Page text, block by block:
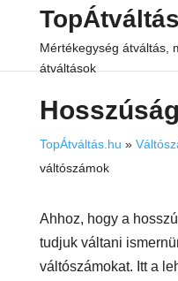
Mértékegység átváltás,
átváltások
TopÁtváltás.hu »
váltószámok
Ahhoz, hogy a
tudjuk váltani
váltószámokat. Itt a